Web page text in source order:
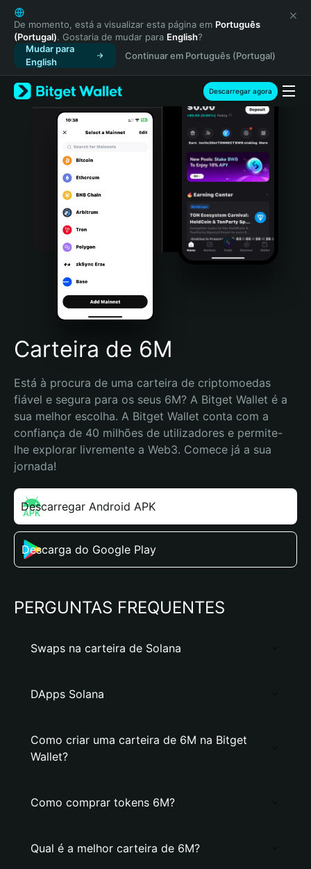
English
日本語
Tiếng Việt
Русский
Español (Latinoamérica)
Türkçe
Italiano
Português (Portugal)
Bahasa Indonesia
Português (Brasil)
Español (Argentina)
De momento, está a visualizar esta página em Português
(Portugal). Gostaria de mudar para English?
Mudar para
English
Continuar em Português (Portugal)
Descarregar agora
Carteira de 6M
Está à procura de uma carteira de criptomoedas
fiável e segura para os seus 6M? A Bitget Wallet é a
sua melhor escolha. A Bitget Wallet conta com a
confiança de 40 milhões de utilizadores e permite-
lhe explorar livremente a Web3. Comece já a sua
jornada!
Descarregar Android APK
Descarga do Google Play
PERGUNTAS FREQUENTES
Swaps na carteira de Solana
DApps Solana
Como criar uma carteira de 6M na Bitget
Wallet?
Como comprar tokens 6M?
Qual é a melhor carteira de 6M?